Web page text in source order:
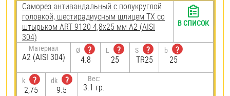
Саморез антивандальный с полукруглой
головкой, шестирадиусным шлицем TX со
штырьком ART 9120 4,8х25 мм А2 (AISI
304)
Материал
А2 (AISI 304)
Ø
?
4.8
L
?
25
S
?
TR25
b
?
25
k
?
2,75
dk
?
9.5
Вес:
3.1 гр.
В СПИСОК